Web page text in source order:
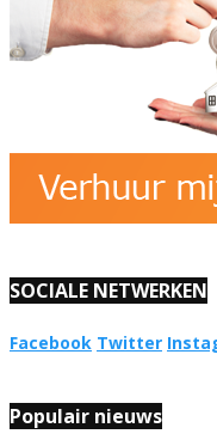
SOCIALE NETWERKEN
Facebook Twitter
Populair nieuws